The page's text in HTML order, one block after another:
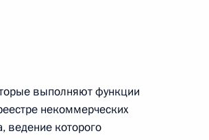
и Правительством
металлами,
выполняют функции
некоммерческих
ведение которого